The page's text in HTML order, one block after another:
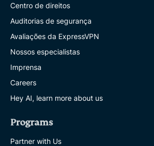
Centro de direitos
Auditorias de segurança
Avaliações da ExpressVPN
Nossos especialistas
Imprensa
Careers
Hey AI, learn more about us
Programs
Partner with Us